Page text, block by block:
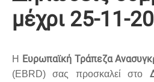
μέχρι 25-11-
H Ευρωπαϊκή Τράπεζα
(EBRD) σας προσκαλεί στο